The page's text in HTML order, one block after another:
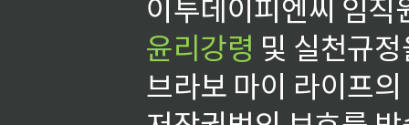
윤리강령 및 실천규
브라보 마이 라이프